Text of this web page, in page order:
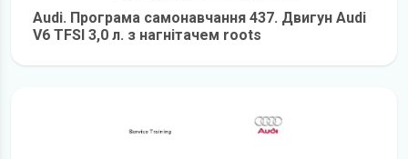
Audi. Програма самонавчання 437. Двигун Audi
V6 TFSI 3,0 л. з нагнітачем roots